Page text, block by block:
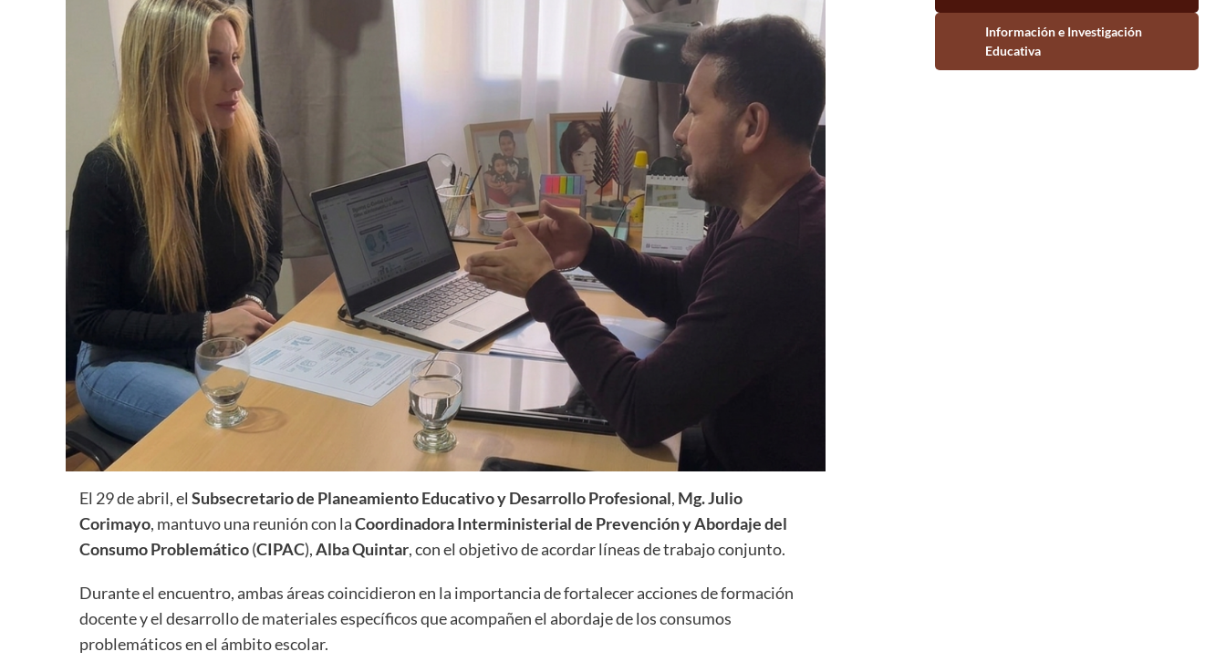
El 29 de abril, el Subsecretario de Planeamiento Educativo y Desarrollo Profesional, Mg. Julio
Corimayo, mantuvo una reunión con laCoordinadora Interministerial de Prevención y Abordaje del
Consumo Problemático(CIPAC),Alba Quintar, con el objetivo de acordar líneas de trabajo conjunto.
Durante el encuentro, ambas áreas coincidieron en la importancia de fortalecer acciones de formación
docente y el desarrollo de materiales específicos que acompañen el abordaje de los consumos
problemáticos en el ámbito escolar.
Información e Investigación Educativa